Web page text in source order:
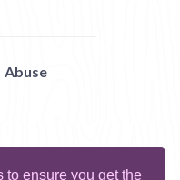
to ensure you get the
Abuse